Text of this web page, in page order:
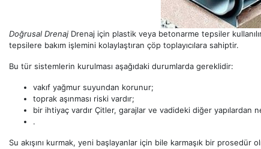
Doğrusal Drenaj Drenaj için plastik veya betonarme tepsiler
tepsilere bakım işlemini kolaylaştıran çöp toplayıcılara sahiptir.
Bu tür sistemlerin kurulması aşağıdaki durumlarda gereklidir:
vakıf yağmur suyundan korunur;
toprak aşınması riski vardır;
bir ihtiyaç vardır Çitler, garajlar ve vadideki diğer yapılardan
.
Su akışını kurmak, yeni başlayanlar için bile karmaşık bir prosedür